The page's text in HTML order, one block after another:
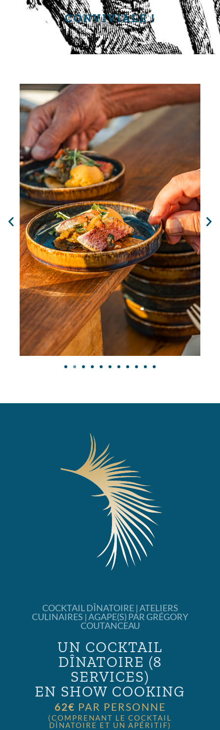
CONVIVIALE !
COCKTAIL DÎNATOIRE | ATELIERS
CULINAIRES | AGAPE(S) PAR GRÉGORY
COUTANCEAU
UN COCKTAIL
DÎNATOIRE (8
SERVICES)
EN SHOW COOKING
62€ PAR PERSONNE
(COMPRENANT LE COCKTAIL
DÎNATOIRE ET UN APÉRITIF)